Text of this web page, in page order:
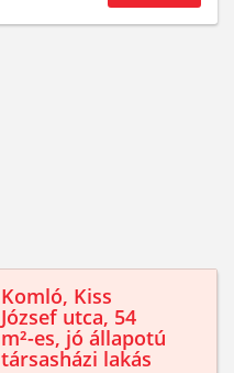
Komló, Kiss
József utca, 54
m²-es, jó állapotú
társasházi lakás